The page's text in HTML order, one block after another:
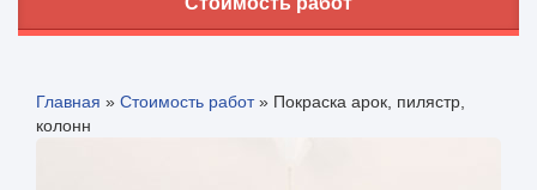
Главная » Стоимость работ» Покраска арок, пилястр,
колонн